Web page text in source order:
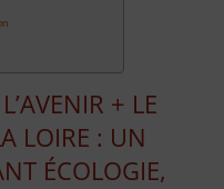
+ LE
LOIRE : UN
ÉCOLOGIE,